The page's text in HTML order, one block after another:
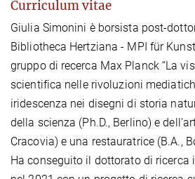
Curriculum vitae
Giulia Simonini è borsista post-
Bibliotheca Hertziana - MPI für
gruppo di recerca Max Planck “La
scientifica nelle rivoluzioni
iridescenza nei disegni di storia
della scienza (Ph.D., Berlino) e
Cracovia) e una restauratrice (B.A.,
Ha conseguito il dottorato di ricerca